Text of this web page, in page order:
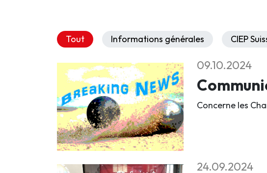
Tout Informations générales CIEP
09.10.2024
Concerne les
24.09.2024